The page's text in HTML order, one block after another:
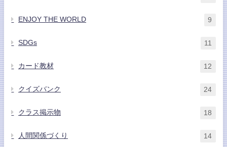
ENJOY THE WORLD 9
SDGs 11
カード教材 12
クイズバンク 24
クラス掲示物 18
人間関係づくり 14